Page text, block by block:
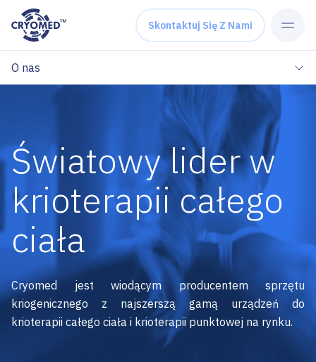
Skip to content
Skontaktuj Się Z Nami
O nas
Światowy lider w
krioterapii całego
ciała
Cryomed jest wiodącym producentem sprzętu
kriogenicznego z najszerszą gamą urządzeń do
krioterapii całego ciała i krioterapii punktowej na rynku.